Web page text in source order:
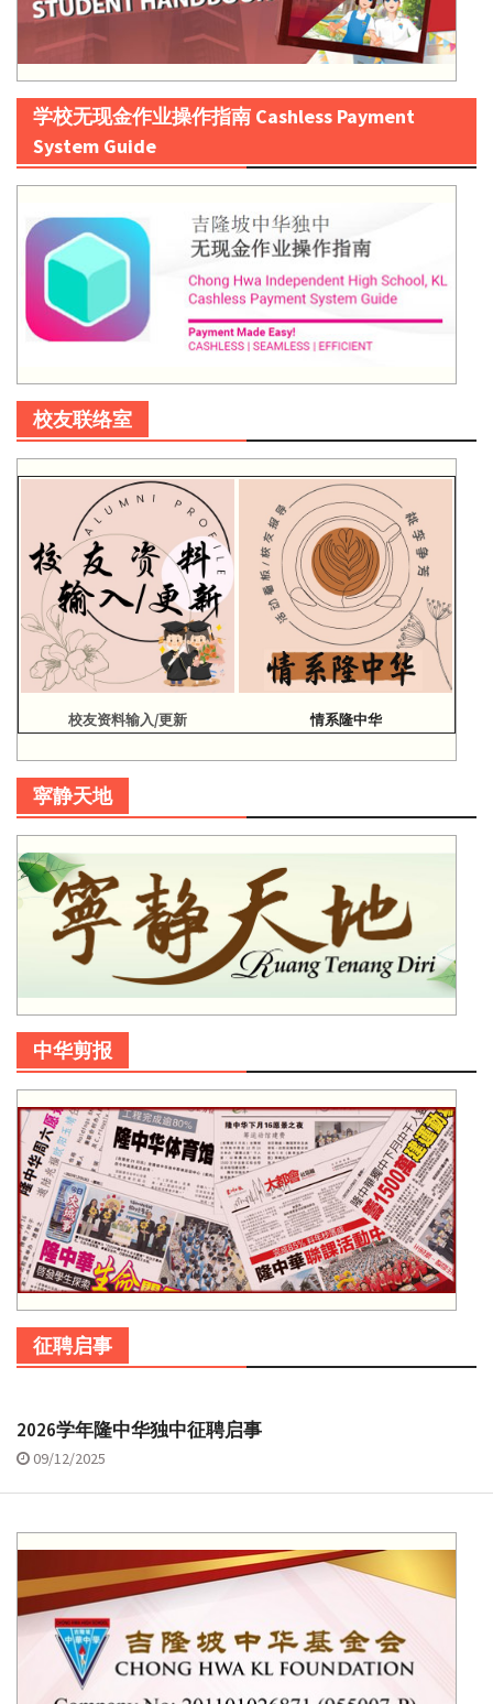
学校无现金作业操作指南 Cashless Payment
System Guide
校友联络室
校友资料输入/更新 情系隆中华
寜静天地
中华剪报
征聘启事
2026学年隆中华独中征聘启事
09/12/2025